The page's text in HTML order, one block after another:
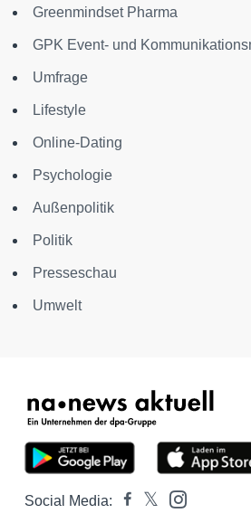
Greenmindset Pharma
GPK Event- und
Umfrage
Lifestyle
Online-Dating
Psychologie
Außenpolitik
Politik
Presseschau
Umwelt
Social Media: